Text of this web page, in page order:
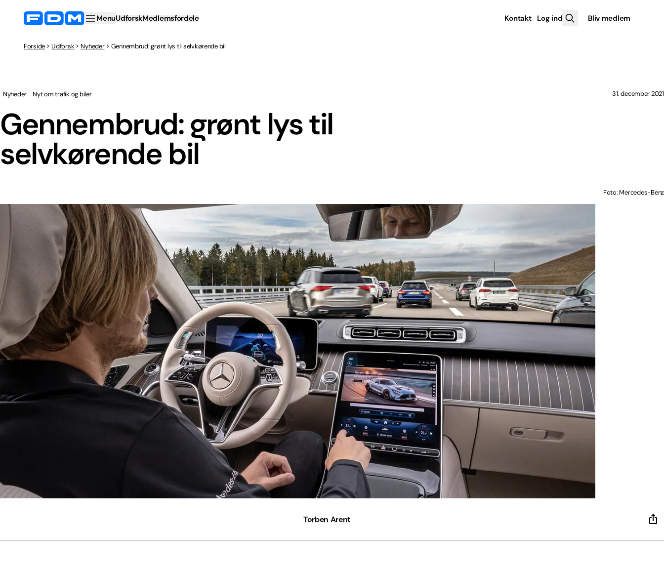
MenuUdforskMedlemsfordele Kontakt Log ind Bliv medlem
Forside Udforsk Nyheder Gennembrud: grønt lys til selvkørende bil
Gennembrud: grønt lys til
selvkørende bil
Nyheder Nyt om trafik og biler 31. december 2021
Foto: Mercedes-Benz
Torben Arent